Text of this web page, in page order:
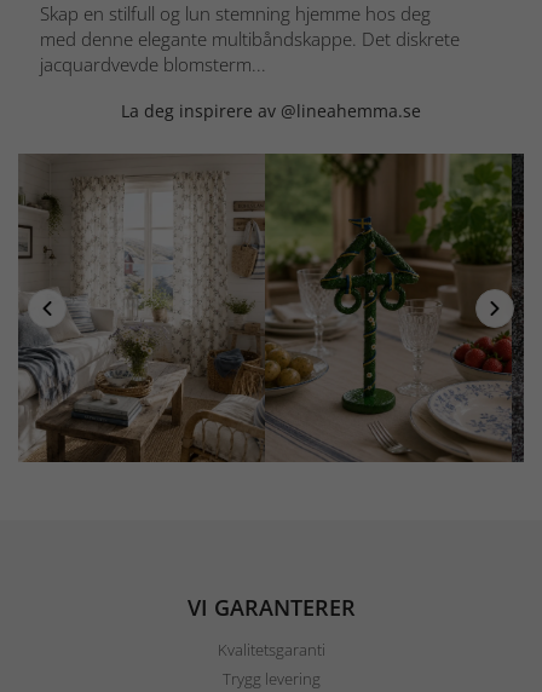
Skap en stilfull og lun stemning hjemme hos deg
med denne elegante multibåndskappe. Det diskrete
jacquardvevde blomsterm...
La deg inspirere av @lineahemma.se
VI GARANTERER
Kvalitetsgaranti
Trygg levering